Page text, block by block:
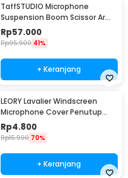
TaffSTUDIO Microphone
Suspension Boom Scissor Arm
with Lazypod - D6
Rp57.000
Rp95.900 41%
+ Keranjang
LEORY Lavalier Windscreen
Microphone Cover Penutup
Busa Mikrofon - LE1
Rp4.800
Rp15.900 70%
+ Keranjang